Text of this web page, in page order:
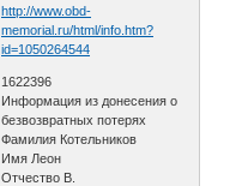
http://www.obd-
memorial.ru/html/info.htm?
id=1050264544
1622396
Информация из донесения о
безвозвратных потерях
Фамилия Котельников
Имя Леон
Отчество В.